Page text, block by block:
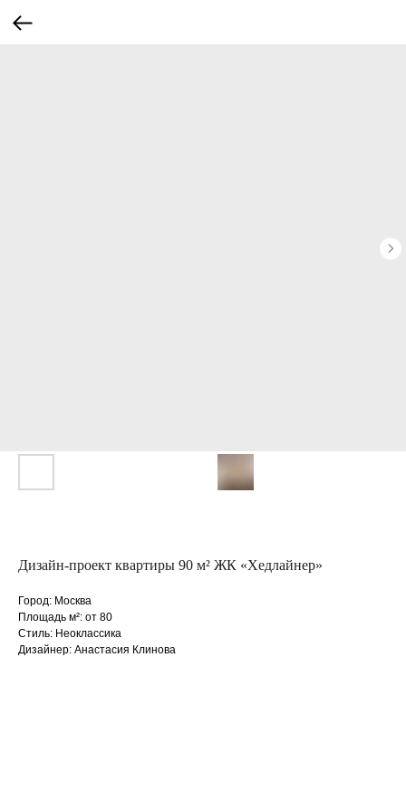
Дизайн-проект квартиры 90 м² ЖК «Хедлайнер»
Город: Москва
Площадь м²: от 80
Стиль: Неоклассика
Дизайнер: Анастасия Клинова